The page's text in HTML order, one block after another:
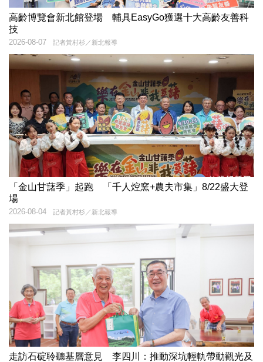
高齡博覽會新北館登場 輔具EasyGo獲選十大高齡友善科
技
記者黃村杉／新北報導
2026-08-07
「金山甘藷季」起跑 「千人焢窯+農夫市集」8/22盛大登
場
記者黃村杉／新北報導
2026-08-04
走訪石碇聆聽基層意見 李四川：推動深坑輕軌帶動觀光及